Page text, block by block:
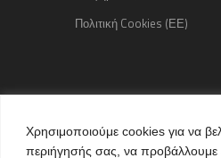
Χρησιμοποιούμε cookies για να
περιήγησής σας, να προβάλλουμε
Πολιτική Cookies (ΕΕ)
Copyright © 2015
All Rights reserved